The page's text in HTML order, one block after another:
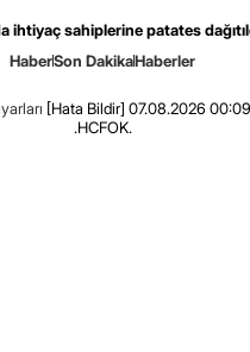
ihtiyaç sahiplerine patates
HaberSon DakikaHaberler
[Hata Bildir] 07.08.2026
.HCFOK.